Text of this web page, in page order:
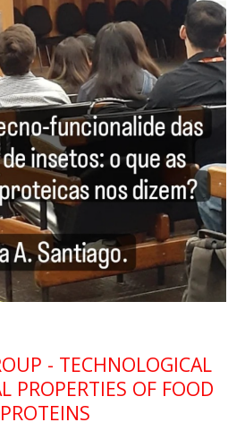
- TECHNOLOGICAL
PROPERTIES OF FOOD
PROTEINS